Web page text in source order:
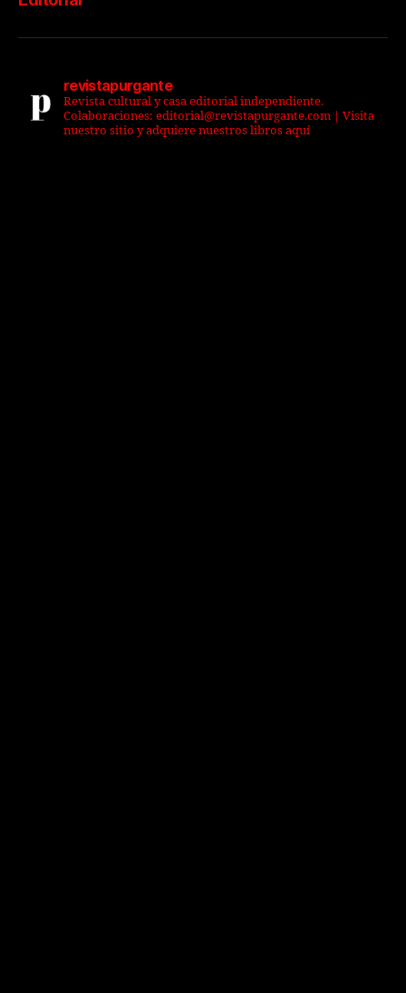
revistapurgante
Revista cultural y casa editorial independiente.
Colaboraciones: editorial@revistapurgante.com | Visita
nuestro sitio y adquiere nuestros libros aquí